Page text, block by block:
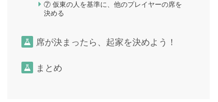
⑦ 仮東の人を基準に、他のプレイヤーの席を
決める
席が決まったら、起家を決めよう！
まとめ